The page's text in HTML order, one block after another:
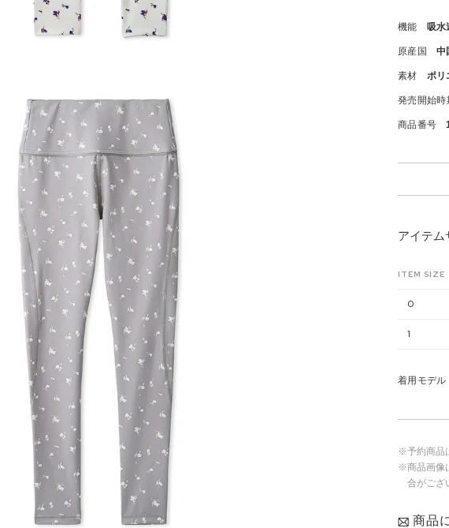
機能 吸水
原産国 中
素材 ポリ
発売開始時
商品番号
アイテム
ITEM SIZE
0
1
着用モデル
※予約商品
※商品画像
合がござ
商品